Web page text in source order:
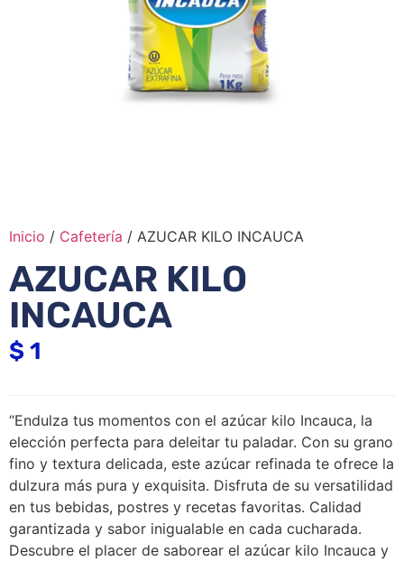
Inicio / Cafetería / AZUCAR KILO INCAUCA
AZUCAR KILO
INCAUCA
$ 1
“Endulza tus momentos con el azúcar kilo Incauca, la
elección perfecta para deleitar tu paladar. Con su grano
fino y textura delicada, este azúcar refinada te ofrece la
dulzura más pura y exquisita. Disfruta de su versatilidad
en tus bebidas, postres y recetas favoritas. Calidad
garantizada y sabor inigualable en cada cucharada.
Descubre el placer de saborear el azúcar kilo Incauca y